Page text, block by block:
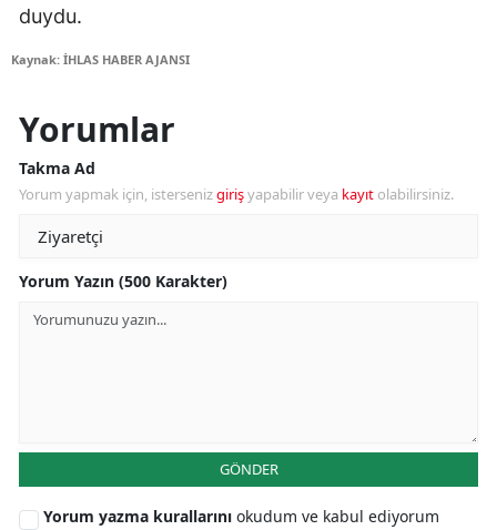
duydu.
Kaynak: İHLAS HABER AJANSI
Yorumlar
Takma Ad
Yorum yapmak için, istersenizgirişyapabilir veya kayıt olabilirsiniz.
Yorum Yazın (500 Karakter)
GÖNDER
Yorum yazma kurallarını okudum ve kabul ediyorum